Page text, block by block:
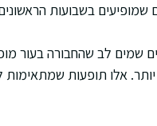
בשבועות
שמים לב שהחבורה בעור
אלו תופעות שמתאימות